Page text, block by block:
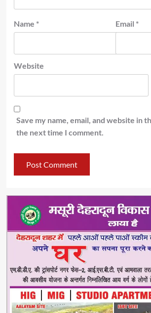
Name * Email *
Website
Save my name, email, and website in
the next time I comment.